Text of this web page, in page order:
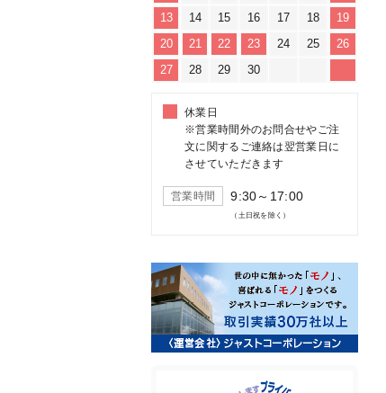
13
14 15 16 17 18
19
20
21 22 23 24 25
26
27
28 29 30
休業日
※営業時間外のお問合せやご注
文に関するご連絡は翌営業日に
させていただきます
営業時間 9:30～17:00
（土日祝を除く）